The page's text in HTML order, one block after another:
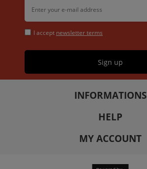
INFORMATIONS
HELP
MY ACCOUNT
I accept newsletter terms
Sign up